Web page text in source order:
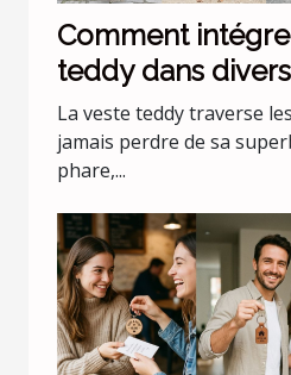
Comment
teddy dans
vestimentaires ?
La veste teddy traverse
jamais perdre de sa
phare,...